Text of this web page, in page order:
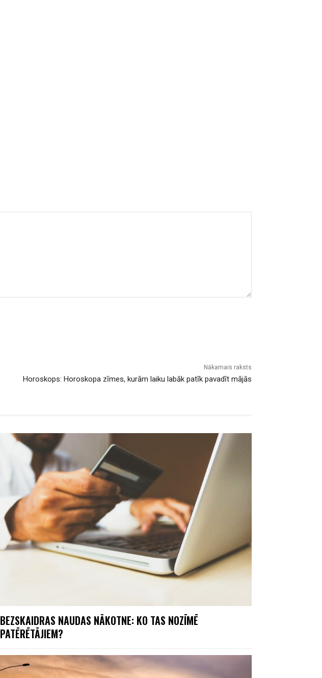
Nākamais raksts
Horoskops: Horoskopa zīmes, kurām laiku labāk patīk pavadīt mājās
BEZSKAIDRAS NAUDAS NĀKOTNE: KO TAS NOZĪMĒ
PATĒRĒTĀJIEM?